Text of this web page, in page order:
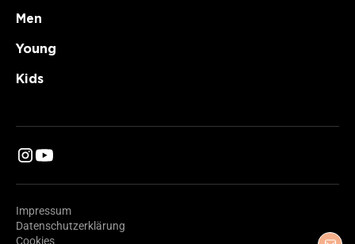
Men
Young
Kids
Impressum
Datenschutzerklärung
Cookies